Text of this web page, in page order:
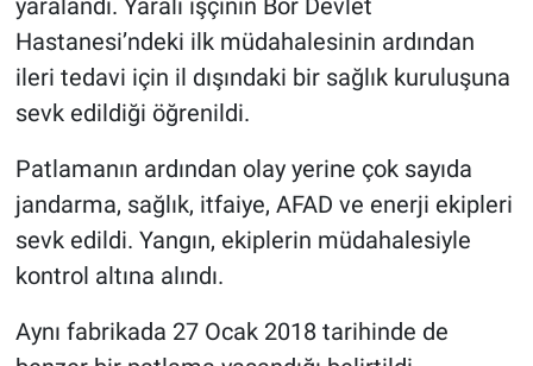
yaralandı. Yaralı işçinin Bor Devlet
Hastanesi’ndeki ilk müdahalesinin ardından
ileri tedavi için il dışındaki bir sağlık kuruluşuna
sevk edildiği öğrenildi.
Patlamanın ardından olay yerine çok sayıda
jandarma, sağlık, itfaiye, AFAD ve enerji ekipleri
sevk edildi. Yangın, ekiplerin müdahalesiyle
kontrol altına alındı.
Aynı fabrikada 27 Ocak 2018 tarihinde de
Genel
Asayiş
Kültür - Sanat
Politika
Magazin
Çevre